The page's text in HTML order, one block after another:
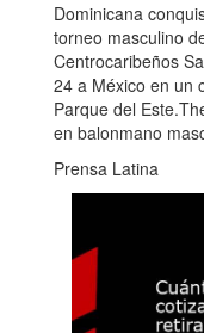
Dominicana
torneo masculino
Centrocaribeños
24 a México en un
Parque del
en balonmano
Prensa Latina